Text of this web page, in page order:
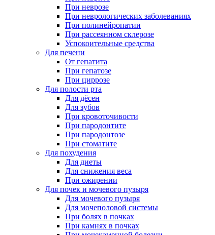
При неврозе
При неврологических заболеваниях
При полинейропатии
При рассеянном склерозе
Успокоительные средства
Для печени
От гепатита
При гепатозе
При циррозе
Для полости рта
Для дёсен
Для зубов
При кровоточивости
При пародонтите
При пародонтозе
При стоматите
Для похудения
Для диеты
Для снижения веса
При ожирении
Для почек и мочевого пузыря
Для мочевого пузыря
Для мочеполовой системы
При болях в почках
При камнях в почках